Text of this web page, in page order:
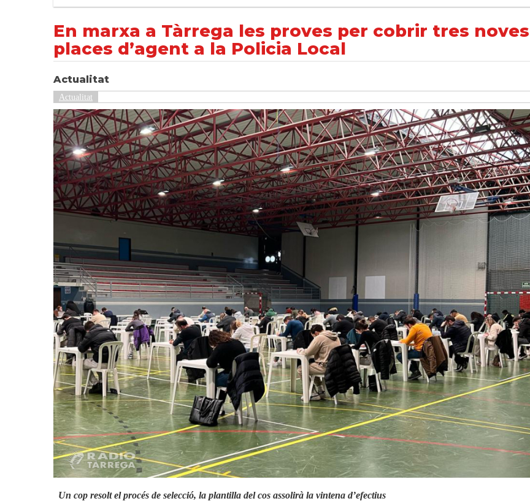
En marxa a Tàrrega les proves per cobrir tres noves
places d’agent a la Policia Local
Actualitat
Actualitat